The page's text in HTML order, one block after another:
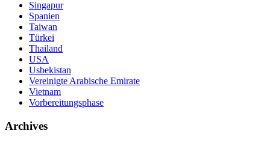
Singapur
Spanien
Taiwan
Türkei
Thailand
USA
Usbekistan
Vereinigte Arabische Emirate
Vietnam
Vorbereitungsphase
Archives